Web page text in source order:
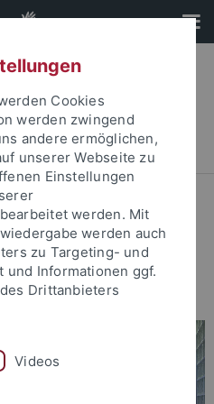
Abgeschlossene Projekte
Cookies
werden zwingend
andere ermöglichen,
unserer Webseite zu
Einstellungen
werden. Mit
werden auch
zu Targeting- und
und Informationen ggf.
Drittanbieters
Videos